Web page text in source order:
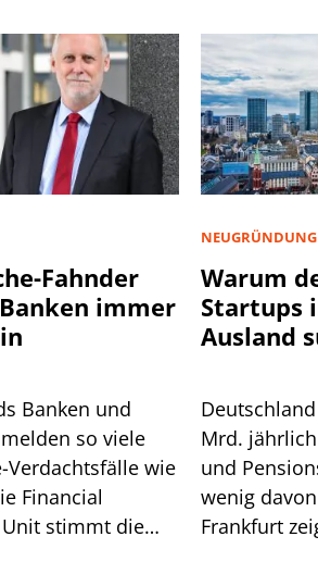
Fahnder
immer
Banken und
so viele
Verdachtsfälle wie
Financial
stimmt die
Warum
Startups
Ausland
Mrd.
und
wenig
Frankfurt